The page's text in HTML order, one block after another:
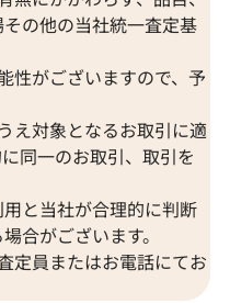
の他の当社統一査定基
性がございますので、予
え対象となるお取引に適
同一のお取引、取引を
と当社が合理的に判断
合がございます。
定員またはお電話にてお